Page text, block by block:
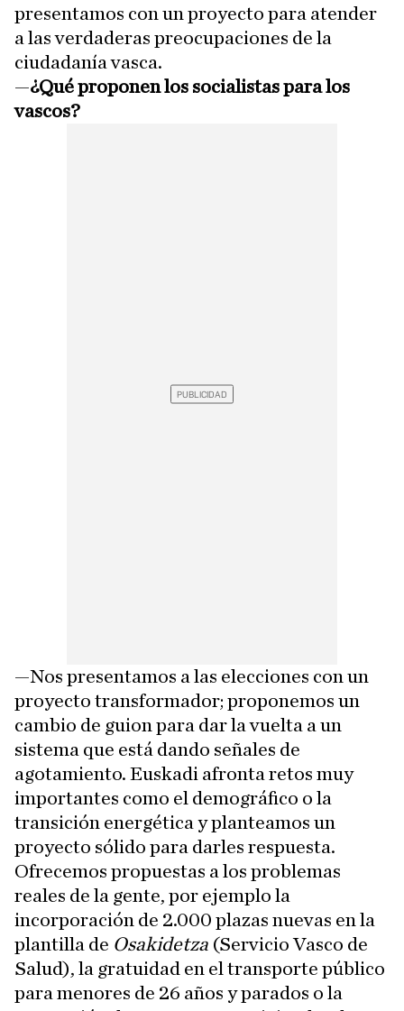
presentamos con un proyecto para atender
a las verdaderas preocupaciones de la
ciudadanía vasca.
—¿Qué proponen los socialistas para los
vascos?
—Nos presentamos a las elecciones con un
proyecto transformador; proponemos un
cambio de guion para dar la vuelta a un
sistema que está dando señales de
agotamiento. Euskadi afronta retos muy
importantes como el demográfico o la
transición energética y planteamos un
proyecto sólido para darles respuesta.
Ofrecemos propuestas a los problemas
reales de la gente, por ejemplo la
incorporación de 2.000 plazas nuevas en la
plantilla de Osakidetza (Servicio Vasco de
Salud), la gratuidad en el transporte público
para menores de 26 años y parados o la